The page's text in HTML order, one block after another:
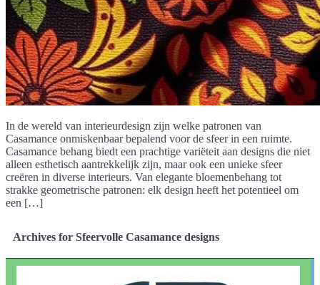
In de wereld van interieurdesign zijn welke patronen van
Casamance onmiskenbaar bepalend voor de sfeer in een ruimte.
Casamance behang biedt een prachtige variëteit aan designs die niet
alleen esthetisch aantrekkelijk zijn, maar ook een unieke sfeer
creëren in diverse interieurs. Van elegante bloemenbehang tot
strakke geometrische patronen: elk design heeft het potentieel om
een […]
Archives for Sfeervolle Casamance designs